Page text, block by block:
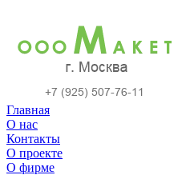
Главная
О нас
Контакты
О проекте
О фирме